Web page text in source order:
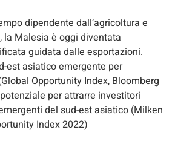
dipendente dall’agricoltura e
la Malesia è oggi diventata
guidata dalle esportazioni.
est asiatico emergente per
Opportunity Index, Bloomberg
per attrarre investitori
del sud-est asiatico (Milken
Index 2022)